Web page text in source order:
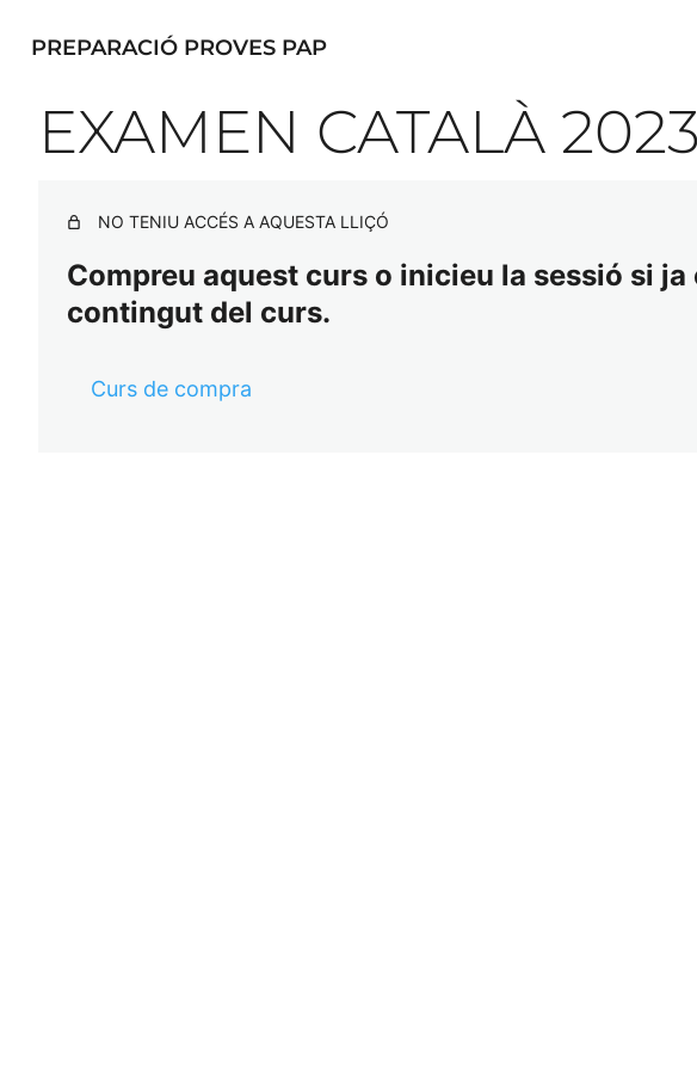
PREPARACIÓ PROVES PAP
EXAMEN CATALÀ
NO TENIU ACCÉS A AQUESTA LLIÇÓ
Compreu aquest curs o inicieu la sessió si
contingut del curs.
Curs de compra